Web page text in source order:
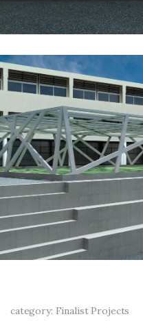
category: Finalist Projects